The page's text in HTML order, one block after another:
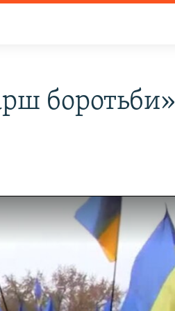
боротьби»